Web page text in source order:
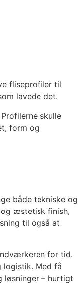
fliseprofiler til
lavede det.
skulle
form og
både tekniske og
og æstetisk finish,
til også at
for tid.
logistik. Med få
løsninger – hurtigt